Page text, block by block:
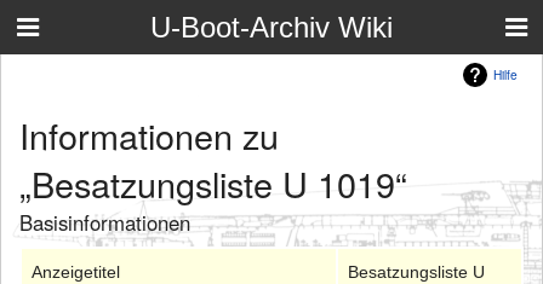
U-Boot-Archiv Wiki
Hilfe
Informationen zu
„Besatzungsliste U 1019“
Basisinformationen
Anzeigetitel
Besatzungsliste U